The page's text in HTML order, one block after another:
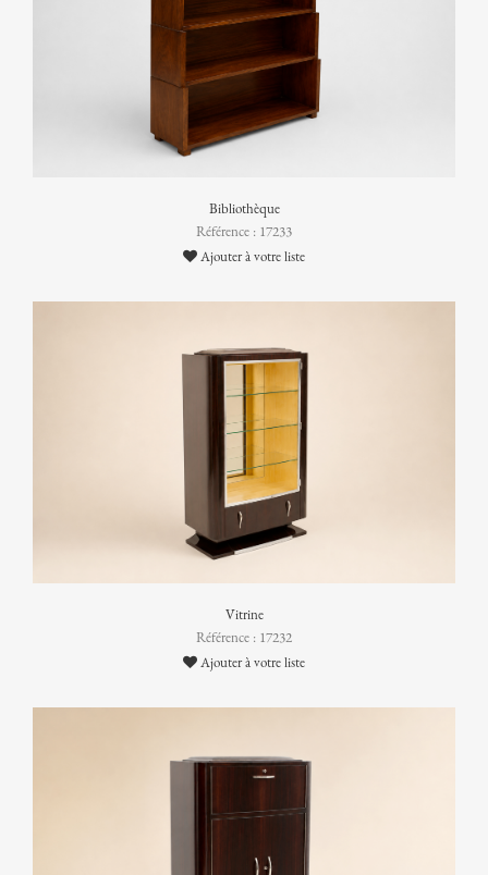
Bibliothèque
Référence : 17233
Ajouter à votre liste
Vitrine
Référence : 17232
Ajouter à votre liste